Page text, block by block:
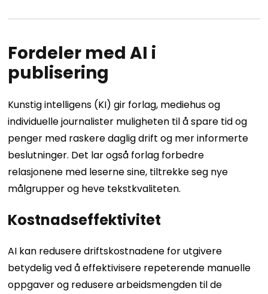
Fordeler med AI i
publisering
Kunstig intelligens (KI) gir forlag, mediehus og
individuelle journalister muligheten til å spare tid og
penger med raskere daglig drift og mer informerte
beslutninger. Det lar også forlag forbedre
relasjonene med leserne sine, tiltrekke seg nye
målgrupper og heve tekstkvaliteten.
Kostnadseffektivitet
AI kan redusere driftskostnadene for utgivere
betydelig ved å effektivisere repeterende manuelle
oppgaver og redusere arbeidsmengden til de